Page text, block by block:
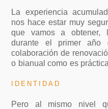
La experiencia
nos hace estar muy
que vamos a obtener,
durante el primer
colaboración de
o bianual como es
IDENTIDAD
Pero al mismo nivel